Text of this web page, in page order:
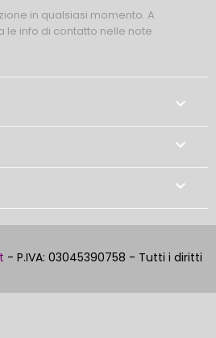
in qualsiasi momento. A
le info di contatto nelle note



- P.IVA: 03045390758 - Tutti i diritti